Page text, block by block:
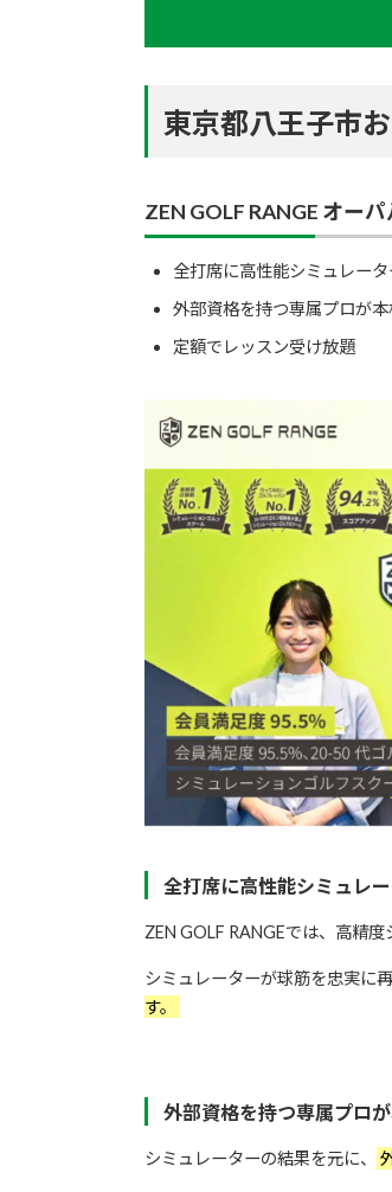
東京都八王子市
ZEN GOLF RANGE オー
全打席に高性能シミュレー
外部資格を持つ専属プロが
定額でレッスン受け放題
全打席に高性能シミュレ
ZEN GOLF RANGEでは、高精
シミュレーターが球筋を忠実に
す。
外部資格を持つ専属プロ
シミュレーターの結果を元に、